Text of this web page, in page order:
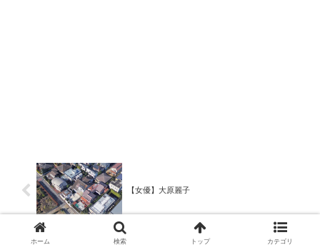
【女優】大原麗子
ホーム 検索 トップ カテゴリ